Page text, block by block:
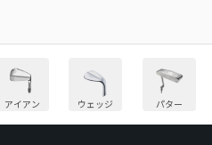
アイアン ウェッジ パター